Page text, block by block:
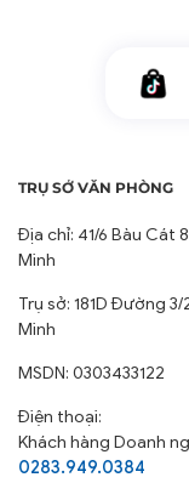
TRỤ SỞ VĂN PHÒNG
Địa chỉ: 41/6 Bàu Cát
Minh
Trụ sở: 181D Đường
Minh
MSDN: 0303433122
Điện thoại:
Khách hàng Doanh
0283.949.0384